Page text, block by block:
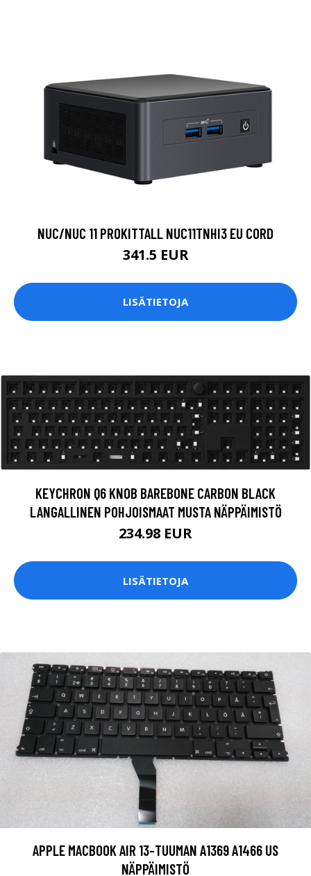
NUC/NUC 11 PROKITTALL NUC11TNHI3 EU CORD
341.5 EUR
LISÄTIETOJA
KEYCHRON Q6 KNOB BAREBONE CARBON BLACK
LANGALLINEN POHJOISMAAT MUSTA NÄPPÄIMISTÖ
234.98 EUR
LISÄTIETOJA
APPLE MACBOOK AIR 13-TUUMAN A1369 A1466 US
NÄPPÄIMISTÖ